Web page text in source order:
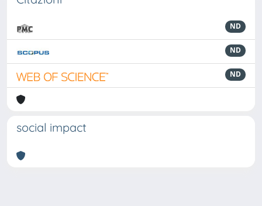
ND
ND
ND
social impact